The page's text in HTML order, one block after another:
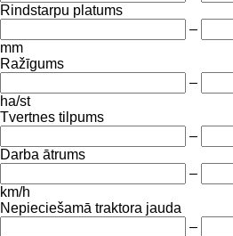
Rindstarpu platums
–
mm
Ražīgums
–
ha/st
Tvertnes tilpums
–
Darba ātrums
–
km/h
Nepieciešamā traktora jauda
–